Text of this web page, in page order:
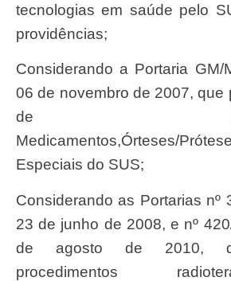
tecnologias em saúde pelo
providências;
Considerando a Portaria GM/MS nº 2.848, de
06 de novembro de 2007, que
de
Medicamentos,Órteses/
Especiais do SUS;
Considerando as Portarias nº 346/SAS/MS, de
23 de junho de 2008, e nº
de agosto de 2010,
procedimentos